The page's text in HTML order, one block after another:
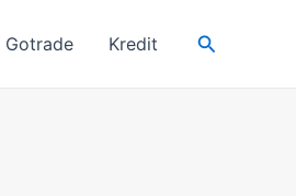
Gotrade Kredit Search